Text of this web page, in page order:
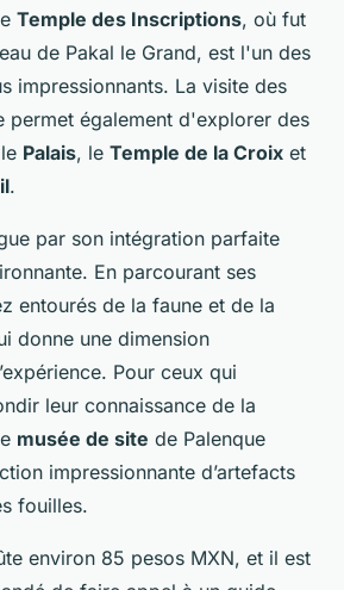
Temple des Inscriptions, où fut
de Pakal le Grand, est l'un des
impressionnants. La visite des
permet également d'explorer des
Palais, le Temple de la Croix et
.
par son intégration parfaite
En parcourant ses
entourés de la faune et de la
donne une dimension
Pour ceux qui
leur connaissance de la
musée de site de Palenque
impressionnante d’artefacts
fouilles.
environ 85 pesos MXN, et il est